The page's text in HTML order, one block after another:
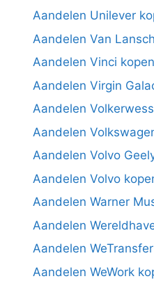
Aandelen Unilever
Aandelen Van
Aandelen Vinci kopen
Aandelen Virgin
Aandelen
Aandelen
Aandelen Volvo
Aandelen Volvo
Aandelen Warner
Aandelen
Aandelen
Aandelen WeWork